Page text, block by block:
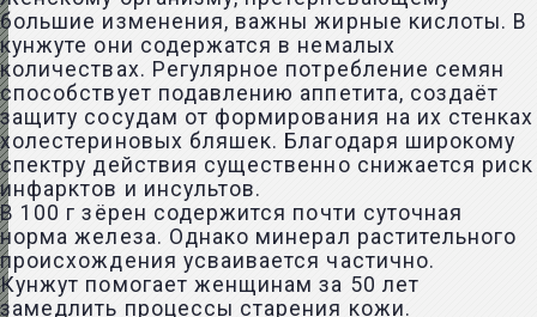
большие изменения, важны жирные кислоты. В
кунжуте они содержатся в немалых
количествах. Регулярное потребление семян
способствует подавлению аппетита, создаёт
защиту сосудам от формирования на их стенках
холестериновых бляшек. Благодаря широкому
спектру действия существенно снижается риск
инфарктов и инсультов.
В 100 г зёрен содержится почти суточная
норма железа. Однако минерал растительного
происхождения усваивается частично.
Кунжут помогает женщинам за 50 лет
замедлить процессы старения кожи.